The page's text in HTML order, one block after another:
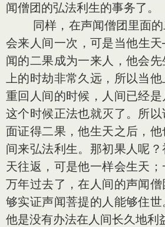
闻僧团的弘法利生的事务了。
同样，在声闻僧团里面的
会来人间一次，可是当他生
闻的二果成为一来人，他会
上的时劫非常久远，所以当
重回人间的时候，人间已经是
这个时候正法也就灭了。所
面证得二果，他生天之后，
间来弘法利生。那初果人呢
天往返，可是他一样会生天
万年过去了，在人间的声闻
够实证声闻菩提的人能够住
他是没有办法在人间长久地利